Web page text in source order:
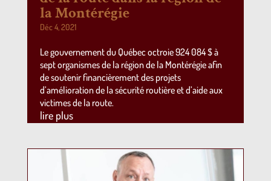
la Montérégie
Déc 4, 2021
Le gouvernement du Québec octroie 924 084 $ à
sept organismes de la région de la Montérégie afin
de soutenir financièrement des projets
d’amélioration de la sécurité routière et d’aide aux
victimes de la route.
lire plus